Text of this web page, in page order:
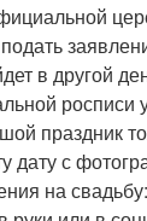
в другой
росписи
праздник
дату с
на